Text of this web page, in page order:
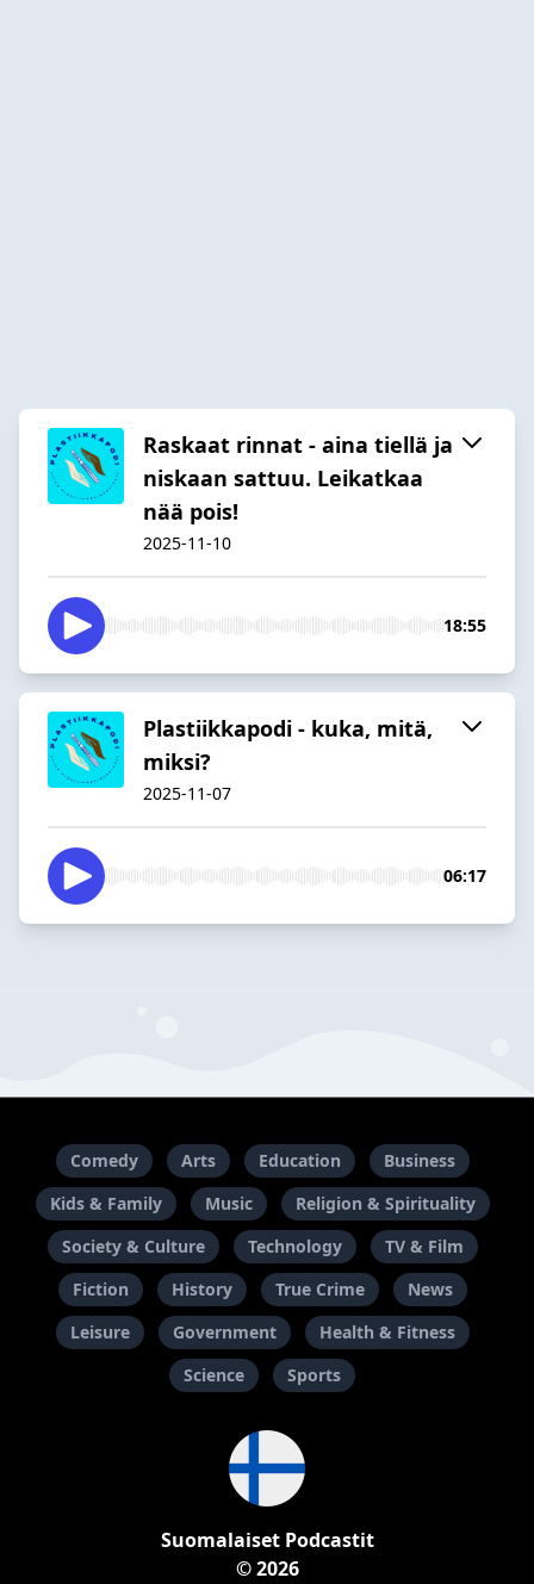
Raskaat rinnat - aina tiellä ja
niskaan sattuu. Leikatkaa
nää pois!
2025-11-10
18:55
Plastiikkapodi - kuka, mitä,
miksi?
2025-11-07
06:17
Comedy Arts Education
Business
Kids & Family
Music
Religion & Spirituality
Society & Culture
Technology
TV & Film
Fiction
History True Crime
News
Leisure
Government
Health & Fitness
Science
Sports
Suomalaiset Podcastit
© 2026